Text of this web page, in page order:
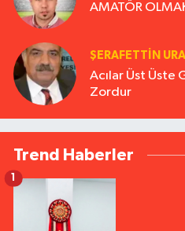
AMATÖR
ŞERAFETTIN
Acılar Üst Üste
Zordur
Trend Haberler
1